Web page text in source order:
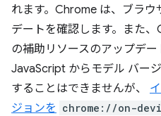
れます。Chrome は、ブラ
デートを確認します。また
の補助リソースのアップデー
JavaScript からモデル バー
することはできませんが、
ジョンを chrome://on-